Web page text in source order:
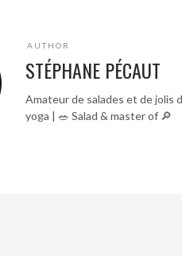
AUTHOR
STÉPHANE PÉCAUT
Amateur de salades et de jolis
yoga | 🥗 Salad & master of 🔎